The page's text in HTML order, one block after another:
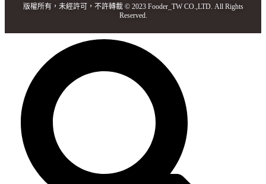
版權所有，未經許可，不許轉載 © 2023 Fooder_TW CO.,LTD. All Rights
Reserved.